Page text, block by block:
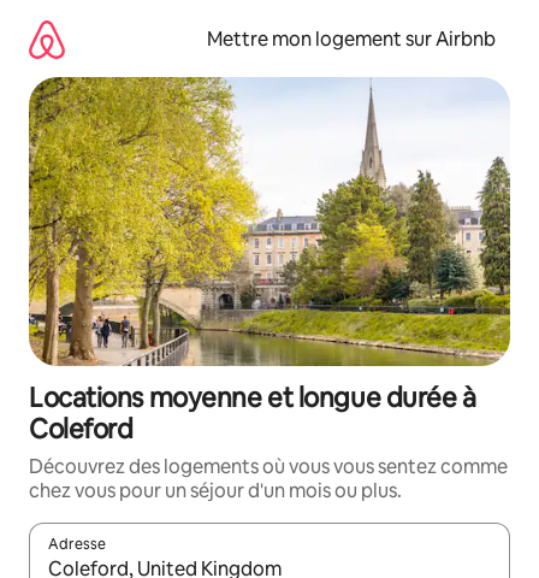
directement
contenu
Mettre mon logement sur Airbnb
Locations moyenne et longue durée à
Coleford
Découvrez des logements où vous vous sentez comme
chez vous pour un séjour d'un mois ou plus.
Adresse
Lorsque les résultats s'affichent, utilisez les flèches vers le